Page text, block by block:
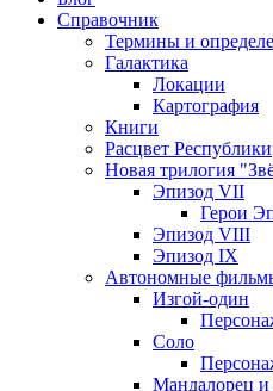
Справочник
Термины и
Галактика
Локации
Картография
Книги
Расцвет Республики
Новая трилогия
Эпизод VII
Герои
Эпизод VIII
Эпизод IX
Автономные
Изгой-один
Соло
Мандалорец и